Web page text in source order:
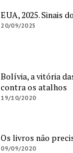
EUA, 2025. Sinais
20/09/2025
Bolívia, a vitória
contra os atalhos
19/10/2020
Os livros não
09/09/2020